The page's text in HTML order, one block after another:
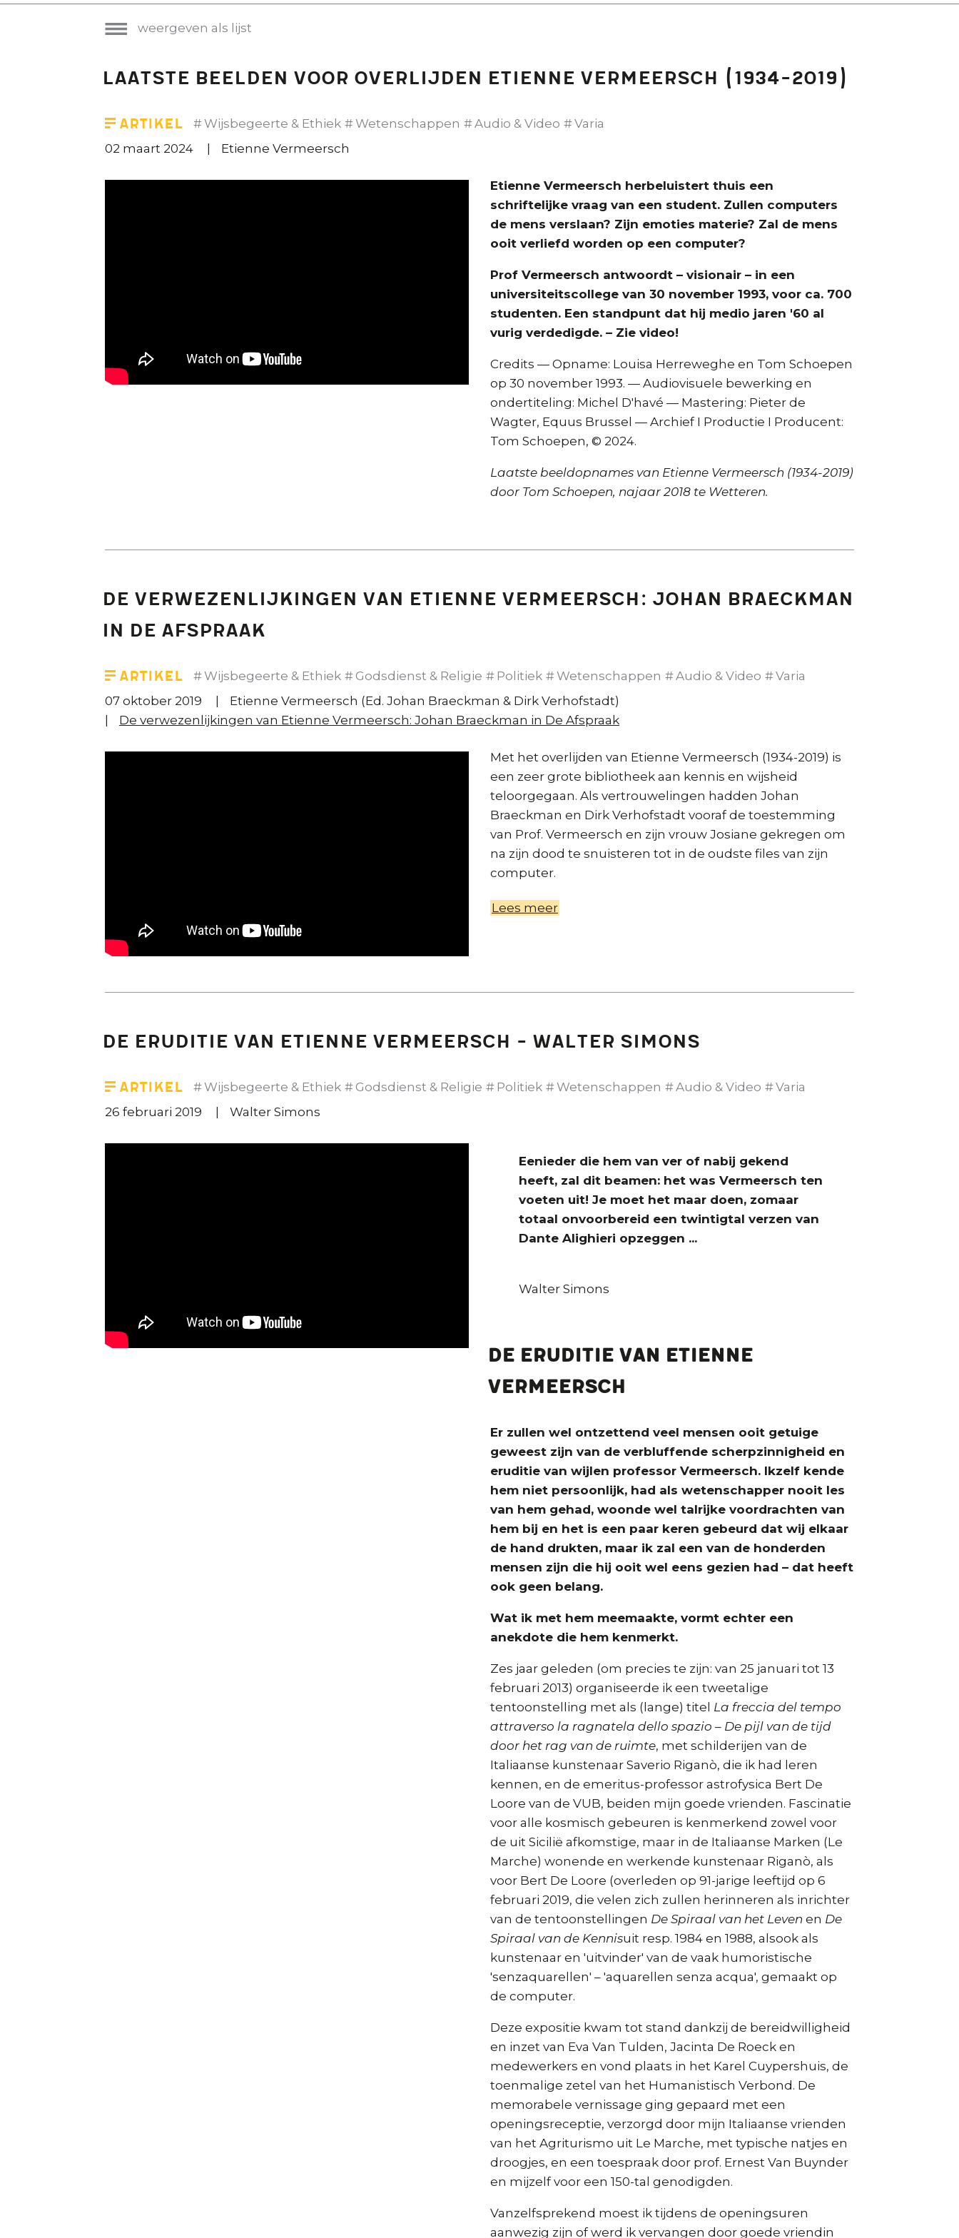
weergeven als lijst
Laatste beelden voor overlijden Etienne Vermeersch (1934-2019)
Artikel Wijsbegeerte & Ethiek Wetenschappen Audio & Video
Varia
02 maart 2024
Etienne Vermeersch
Etienne Vermeersch herbeluistert thuis een
schriftelijke vraag van een student. Zullen computers
de mens verslaan? Zijn emoties materie? Zal de mens
ooit verliefd worden op een computer?
Prof Vermeersch antwoordt – visionair – in een
universiteitscollege van 30 november 1993, voor ca. 700
studenten. Een standpunt dat hij medio jaren '60 al
vurig verdedigde. – Zie video!
Credits — Opname: Louisa Herreweghe en Tom Schoepen
op 30 november 1993. — Audiovisuele bewerking en
ondertiteling: Michel D'havé — Mastering: Pieter de
Wagter, Equus Brussel — Archief I Productie I Producent:
Tom Schoepen, © 2024.
Laatste beeldopnames van Etienne Vermeersch (1934-2019)
door Tom Schoepen, najaar 2018 te Wetteren.
De verwezenlijkingen van Etienne Vermeersch: Johan Braeckman
in De Afspraak
Artikel Wijsbegeerte & Ethiek Godsdienst & Religie Politiek Wetenschappen Audio & Video
Varia
07 oktober 2019
Etienne Vermeersch (Ed. Johan Braeckman & Dirk Verhofstadt)
De verwezenlijkingen van Etienne Vermeersch: Johan Braeckman in De Afspraak
Met het overlijden van Etienne Vermeersch (1934-2019) is
een zeer grote bibliotheek aan kennis en wijsheid
teloorgegaan. Als vertrouwelingen hadden Johan
Braeckman en Dirk Verhofstadt vooraf de toestemming
van Prof. Vermeersch en zijn vrouw Josiane gekregen om
na zijn dood te snuisteren tot in de oudste files van zijn
computer.
Lees meerover
Braeckman
De
De eruditie van Etienne Vermeersch - Walter Simons
Artikel Wijsbegeerte & Ethiek Godsdienst & Religie Politiek Wetenschappen Audio & Video
Varia
26 februari 2019
Walter Simons
Eenieder die hem van ver of nabij gekend
heeft, zal dit beamen: het was Vermeersch ten
voeten uit! Je moet het maar doen, zomaar
totaal onvoorbereid een twintigtal verzen van
Dante Alighieri opzeggen ...
Walter Simons
De eruditie van Etienne
Vermeersch
Er zullen wel ontzettend veel mensen ooit getuige
geweest zijn van de verbluffende scherpzinnigheid en
eruditie van wijlen professor Vermeersch. Ikzelf kende
hem niet persoonlijk, had als wetenschapper nooit les
van hem gehad, woonde wel talrijke voordrachten van
hem bij en het is een paar keren gebeurd dat wij elkaar
de hand drukten, maar ik zal een van de honderden
mensen zijn die hij ooit wel eens gezien had – dat heeft
ook geen belang.
Wat ik met hem meemaakte, vormt echter een
anekdote die hem kenmerkt.
Zes jaar geleden (om precies te zijn: van 25 januari tot 13
februari 2013) organiseerde ik een tweetalige
tentoonstelling met als (lange) titel La freccia del tempo
attraverso la ragnatela dello spazio – De pijl van de tijd
door het rag van de ruimte, met schilderijen van de
Italiaanse kunstenaar Saverio Riganò, die ik had leren
kennen, en de emeritus-professor astrofysica Bert De
Loore van de VUB, beiden mijn goede vrienden. Fascinatie
voor alle kosmisch gebeuren is kenmerkend zowel voor
de uit Sicilië afkomstige, maar in de Italiaanse Marken (Le
Marche) wonende en werkende kunstenaar Riganò, als
voor Bert De Loore (overleden op 91-jarige leeftijd op 6
februari 2019, die velen zich zullen herinneren als inrichter
van de tentoonstellingen De Spiraal van het Leven en De
Spiraal van de Kennisuit resp. 1984 en 1988, alsook als
kunstenaar en 'uitvinder' van de vaak humoristische
'senzaquarellen' – 'aquarellen senza acqua', gemaakt op
de computer.
Deze expositie kwam tot stand dankzij de bereidwilligheid
en inzet van Eva Van Tulden, Jacinta De Roeck en
medewerkers en vond plaats in het Karel Cuypershuis, de
toenmalige zetel van het Humanistisch Verbond. De
memorabele vernissage ging gepaard met een
openingsreceptie, verzorgd door mijn Italiaanse vrienden
van het Agriturismo uit Le Marche, met typische natjes en
droogjes, en een toespraak door prof. Ernest Van Buynder
en mijzelf voor een 150-tal genodigden.
Vanzelfsprekend moest ik tijdens de openingsuren
aanwezig zijn of werd ik vervangen door goede vriendin